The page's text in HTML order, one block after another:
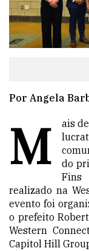
Por Angela
M
ais
do
Fins
realizado na
evento foi
o prefeito
Western
Capitol Hill